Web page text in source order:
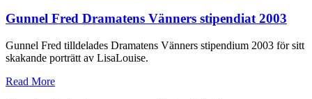
Gunnel Fred Dramatens Vänners stipendiat 2003
Gunnel Fred tilldelades Dramatens Vänners stipendium 2003 för sitt
skakande porträtt av LisaLouise.
Read More